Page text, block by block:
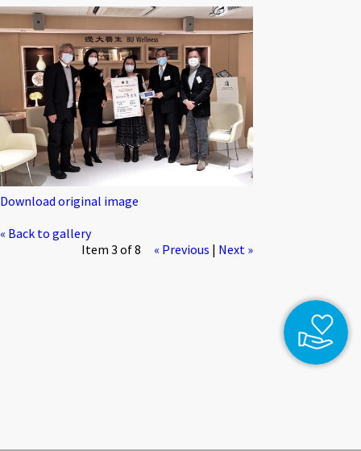
Download original image
« Back to gallery
Item 3 of 8
« Previous | Next »